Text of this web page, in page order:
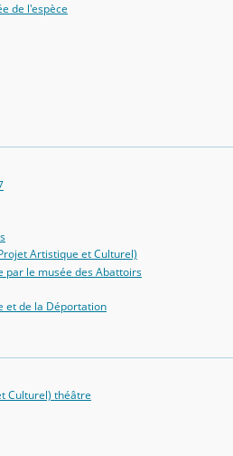
de l'espèce
Artistique et Culturel)
par le musée des Abattoirs
et de la Déportation
Culturel) théâtre